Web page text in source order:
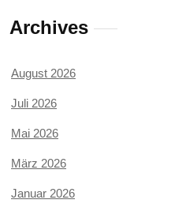
Archives
August 2026
Juli 2026
Mai 2026
März 2026
Januar 2026